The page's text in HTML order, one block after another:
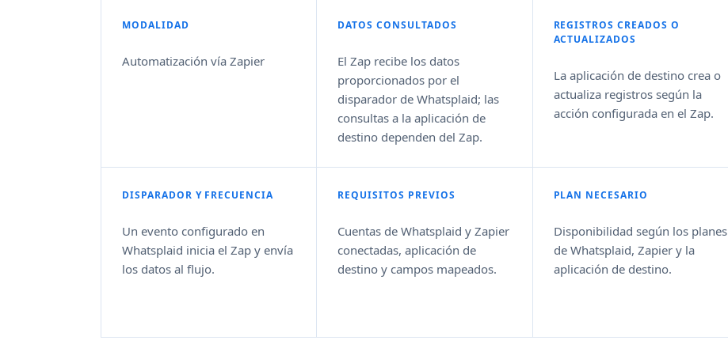
MODALIDAD
Automatización vía Zapier
DATOS CONSULTADOS
El Zap recibe los datos
proporcionados por el
disparador de Whatsplaid; las
consultas a la aplicación de
destino dependen del Zap.
REGISTROS CREADOS O
ACTUALIZADOS
La aplicación de destino crea o
actualiza registros según la
acción configurada en el Zap.
DISPARADOR Y FRECUENCIA
Un evento configurado en
Whatsplaid inicia el Zap y envía
los datos al flujo.
REQUISITOS PREVIOS
Cuentas de Whatsplaid y Zapier
conectadas, aplicación de
destino y campos mapeados.
PLAN NECESARIO
Disponibilidad según los planes
de Whatsplaid, Zapier y la
aplicación de destino.